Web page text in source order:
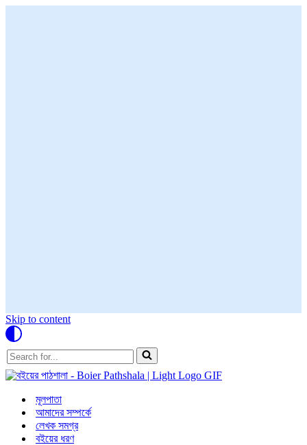
Skip to content
Search
for...
মূলপাতা
আমাদের সম্পর্কে
লেখক সমগ্র
বইয়ের ধরণ